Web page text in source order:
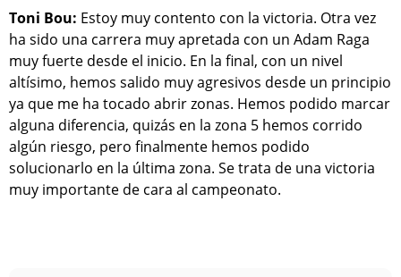
Toni Bou: Estoy muy contento con la victoria. Otra vez
ha sido una carrera muy apretada con un Adam Raga
muy fuerte desde el inicio. En la final, con un nivel
altísimo, hemos salido muy agresivos desde un principio
ya que me ha tocado abrir zonas. Hemos podido marcar
alguna diferencia, quizás en la zona 5 hemos corrido
algún riesgo, pero finalmente hemos podido
solucionarlo en la última zona. Se trata de una victoria
muy importante de cara al campeonato.